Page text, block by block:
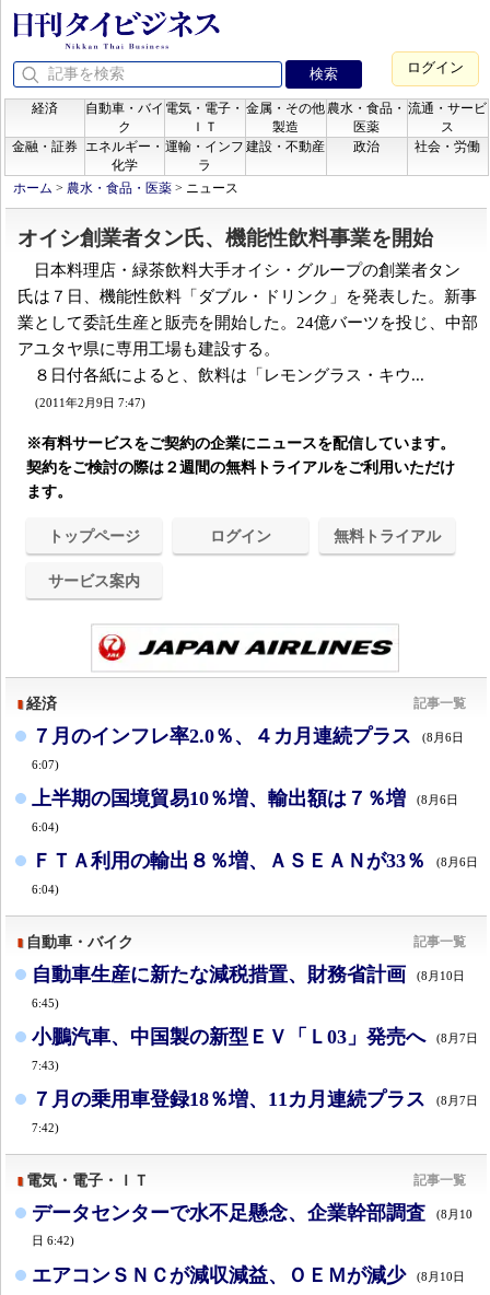
ログイン
経済
自動車・バイ
ク
電気・電子・
ＩＴ
金属・その他
製造
農水・食品・
医薬
流通・サービ
ス
金融・証券
エネルギー・
化学
運輸・インフ
ラ
建設・不動産 政治 社会・労働
ホーム > 農水・食品・医薬 > ニュース
オイシ創業者タン氏、機能性飲料事業を開始
日本料理店・緑茶飲料大手オイシ・グループの創業者タン
氏は７日、機能性飲料「ダブル・ドリンク」を発表した。新事
業として委託生産と販売を開始した。24億バーツを投じ、中部
アユタヤ県に専用工場も建設する。
８日付各紙によると、飲料は「レモングラス・キウ...
(2011年2月9日 7:47)
※有料サービスをご契約の企業にニュースを配信しています。
契約をご検討の際は２週間の無料トライアルをご利用いただけ
ます。
トップページ ログイン 無料トライアル
サービス案内
経済 記事一覧
７月のインフレ率2.0％、４カ月連続プラス (8月6日
6:07)
上半期の国境貿易10％増、輸出額は７％増 (8月6日
6:04)
ＦＴＡ利用の輸出８％増、ＡＳＥＡＮが33％ (8月6日
6:04)
自動車・バイク 記事一覧
自動車生産に新たな減税措置、財務省計画 (8月10日
6:45)
小鵬汽車、中国製の新型ＥＶ「Ｌ03」発売へ (8月7日
7:43)
７月の乗用車登録18％増、11カ月連続プラス (8月7日
7:42)
電気・電子・ＩＴ 記事一覧
データセンターで水不足懸念、企業幹部調査
(8月10
日 6:42)
エアコンＳＮＣが減収減益、ＯＥＭが減少 (8月10日